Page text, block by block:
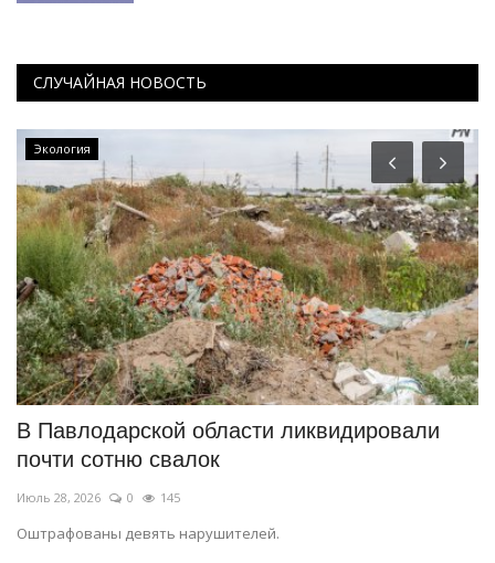
СЛУЧАЙНАЯ НОВОСТЬ
Экология
В Павлодарской области ликвидировали
почти сотню свалок
Июль 28, 2026 0 145
Оштрафованы девять нарушителей.